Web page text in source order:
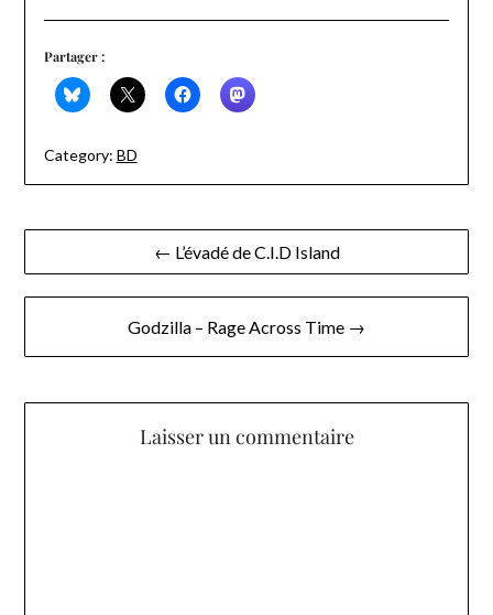
Partager :
Category: BD
Navigation
de
← L’évadé de C.I.D Island
Godzilla – Rage Across Time →
Laisser un commentaire